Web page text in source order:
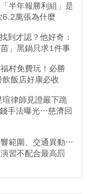
半年報勝利組」是
萬張為什麼
到才認？他好奇：
」黑鍋只求1件事
村免費玩！必勝
飯店好康必收
律師見證嚴下跪
手法曝光…慈濟回
範圍、交通異動…
習不配合最高罰